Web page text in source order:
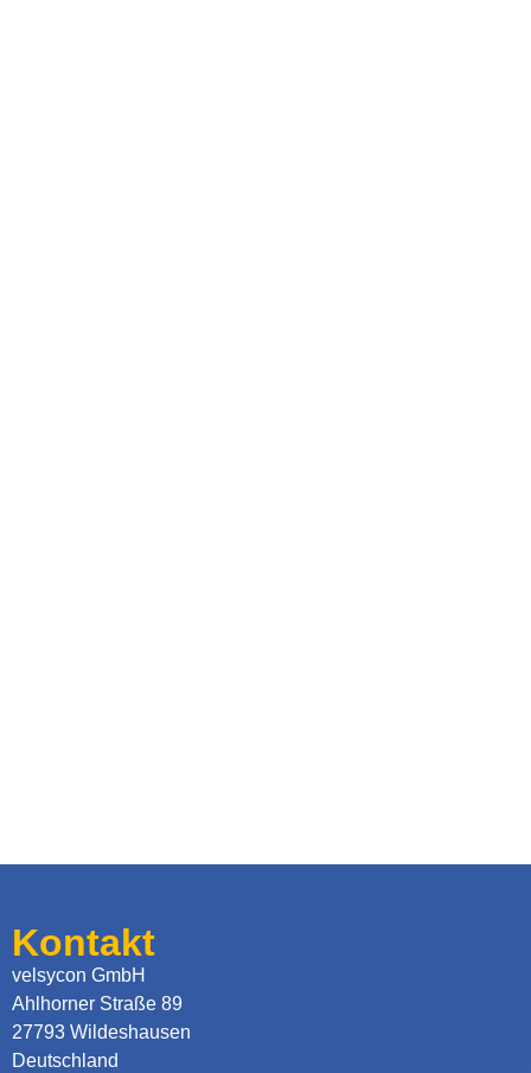
Kontakt
velsycon GmbH
Ahlhorner Straße 89
27793 Wildeshausen
Deutschland